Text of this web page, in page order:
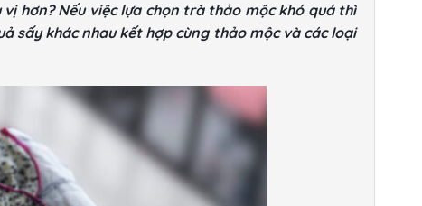
hơn? Nếu việc lựa chọn trà thảo mộc khó quá thì
sấy khác nhau kết hợp cùng thảo mộc và các loại